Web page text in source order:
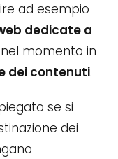
ad esempio
dedicate a
momento in
dei contenuti.
se si
dei